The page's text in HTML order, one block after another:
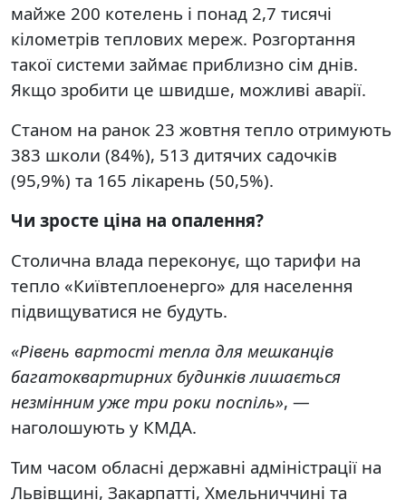
майже 200 котелень і понад 2,7 тисячі
кілометрів теплових мереж. Розгортання
такої системи займає приблизно сім днів.
Якщо зробити це швидше, можливі аварії.
Станом на ранок 23 жовтня тепло отримують
383 школи (84%), 513 дитячих садочків
(95,9%) та 165 лікарень (50,5%).
Чи зросте ціна на опалення?
Столична влада переконує, що тарифи на
тепло «Київтеплоенерго» для населення
підвищуватися не будуть.
«Рівень вартості тепла для мешканців
багатоквартирних будинків лишається
незмінним уже три роки поспіль», —
наголошують у КМДА.
Тим часом обласні державні адміністрації на
Львівщині, Закарпатті, Хмельниччині та